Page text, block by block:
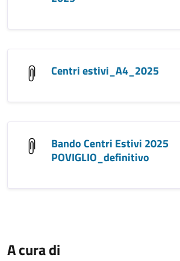
Centri estivi_A4_2025
Bando Centri Estivi 2025
POVIGLIO_definitivo
A cura di